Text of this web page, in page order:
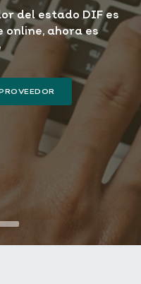
del estado DIF es
ahora es